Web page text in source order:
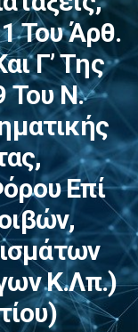
Του Άρθ.
Γ’ Της
Του Ν.
Επί
Κ.λπ.)